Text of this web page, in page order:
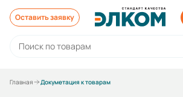
Оставить заявку
Главная Докуметация к товарам